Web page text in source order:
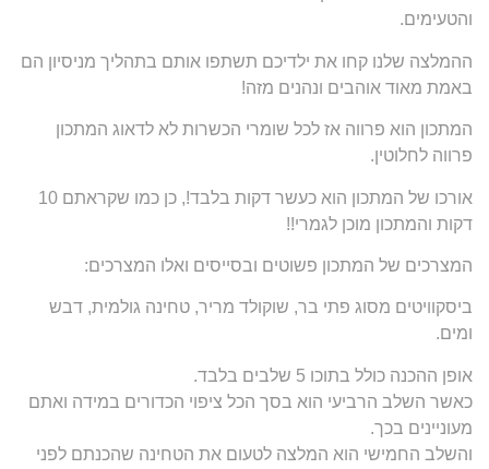
והטעימים.
ההמלצה שלנו קחו את ילדיכם תשתפו אותם בתהליך מניסיון הם
באמת מאוד אוהבים ונהנים מזה!
המתכון הוא פרווה אז לכל שומרי הכשרות לא לדאוג המתכון
פרווה לחלוטין.
אורכו של המתכון הוא כעשר דקות בלבד!, כן כמו שקראתם 10
דקות והמתכון מוכן לגמרי!!
המצרכים של המתכון פשוטים ובסייסים ואלו המצרכים:
ביסקוויטים מסוג פתי בר, שוקולד מריר, טחינה גולמית, דבש
ומים.
אופן ההכנה כולל בתוכו 5 שלבים בלבד.
כאשר השלב הרביעי הוא בסך הכל ציפוי הכדורים במידה ואתם
מעוניינים בכך.
והשלב החמישי הוא המלצה לטעום את הטחינה שהכנתם לפני